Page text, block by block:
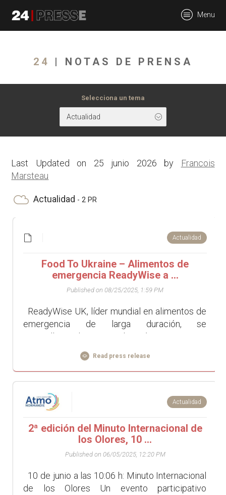
Menu
24 | NOTAS DE PRENSA
Selecciona un tema
Actualidad
Last Updated on 25 junio 2026 by
Francois
Marsteau
Actualidad - 2 PR
Actualidad
Food To Ukraine – Alimentos de
emergencia ReadyWise a ...
Published on 08/25/2025, 1:59 PM
emergencia de larga duración, se
enorgullece de apoyar la próxima iniciativa
Women2Women 25 de KOLO Nordic –...
Read press release
Actualidad
2ª edición del Minuto Internacional de
los Olores, 10 ...
Published on 06/05/2025, 12:20 PM
de los Olores Un evento participativo